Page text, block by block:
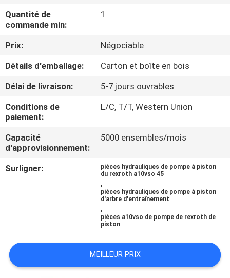
VISITE
D'USINE
CONTRÔLE
DE
QUALITÉ
CONTACTEZ-
NOUS
PLAN
DU
Quantité de
commande min:
1
Prix:
Négociable
Détails d'emballage:
Carton et boîte en bois
Délai de livraison:
5-7 jours ouvrables
Conditions de
paiement:
L/C, T/T, Western Union
Capacité
d'approvisionnement:
5000 ensembles/mois
Surligner:
pièces hydrauliques de pompe à piston
du rexroth a10vso 45
,
pièces hydrauliques de pompe à piston
d'arbre d'entraînement
,
pièces a10vso de pompe de rexroth de
piston
MEILLEUR PRIX